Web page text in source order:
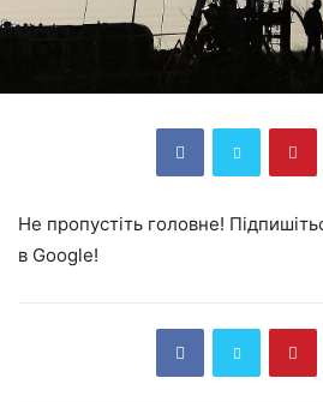
Не пропустіть головне!
в Google!